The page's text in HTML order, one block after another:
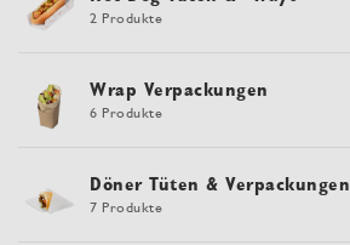
2 Produkte
Wrap Verpackungen
6 Produkte
Döner Tüten & Verpackungen
7 Produkte